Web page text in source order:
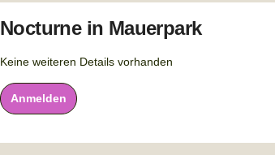
Nocturne in Mauerpark
Keine weiteren Details vorhanden
Anmelden